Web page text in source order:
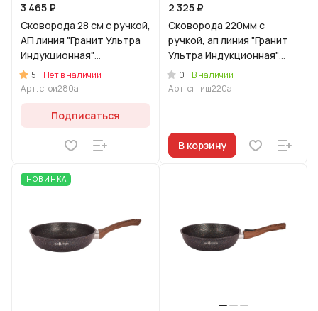
3 465 ₽
Сковорода 28 см с ручкой,
АП линия "Гранит Ультра
Индукционная"
(Оригинальный)
5
Нет в наличии
Арт.сгои280а
Подписаться
2 325 ₽
Сковорода 220мм с
ручкой, ап линия "Гранит
Ультра Индукционная"
(синий)
0
В наличии
Арт.сггиш220а
В корзину
НОВИНКА